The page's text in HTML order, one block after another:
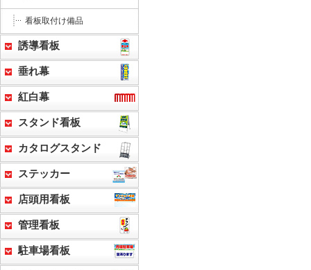
看板取付け備品
誘導看板
垂れ幕
紅白幕
スタンド看板
カタログスタンド
ステッカー
店頭用看板
管理看板
駐車場看板